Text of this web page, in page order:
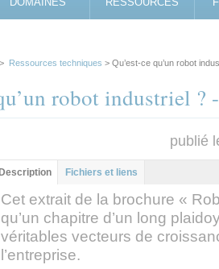
> Ressources techniques > Qu’est-ce qu’un robot
robot industriel ?
publié
principal
Description (onglet
actif)
Fichiers et liens
Cet extrait de la brochure «
qu’un chapitre d’un long
véritables vecteurs de
l’entreprise.